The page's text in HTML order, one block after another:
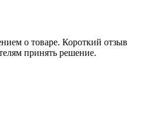
о товаре. Короткий отзыв
принять решение.